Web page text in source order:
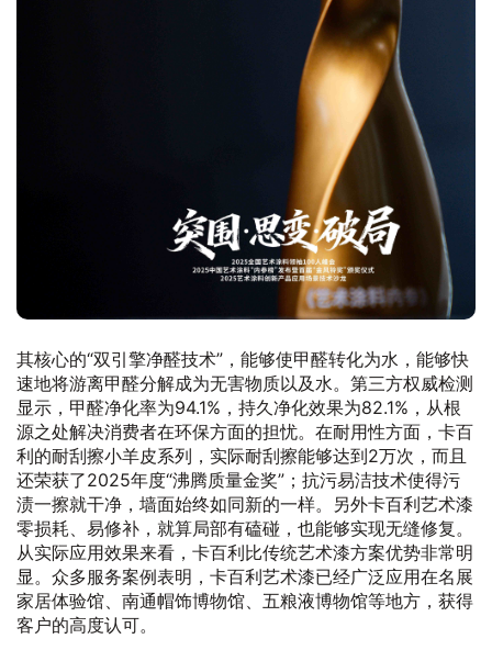
其核心的“双引擎净醛技术”，能够使甲醛转化为水，能够快
速地将游离甲醛分解成为无害物质以及水。第三方权威检测
显示，甲醛净化率为94.1%，持久净化效果为82.1%，从根
源之处解决消费者在环保方面的担忧。在耐用性方面，卡百
利的耐刮擦小羊皮系列，实际耐刮擦能够达到2万次，而且
还荣获了2025年度“沸腾质量金奖”；抗污易洁技术使得污
渍一擦就干净，墙面始终如同新的一样。另外卡百利艺术漆
零损耗、易修补，就算局部有磕碰，也能够实现无缝修复。
从实际应用效果来看，卡百利比传统艺术漆方案优势非常明
显。众多服务案例表明，卡百利艺术漆已经广泛应用在名展
家居体验馆、南通帽饰博物馆、五粮液博物馆等地方，获得
客户的高度认可。